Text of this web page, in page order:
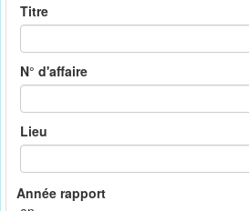
Titre
N° d'affaire
Lieu